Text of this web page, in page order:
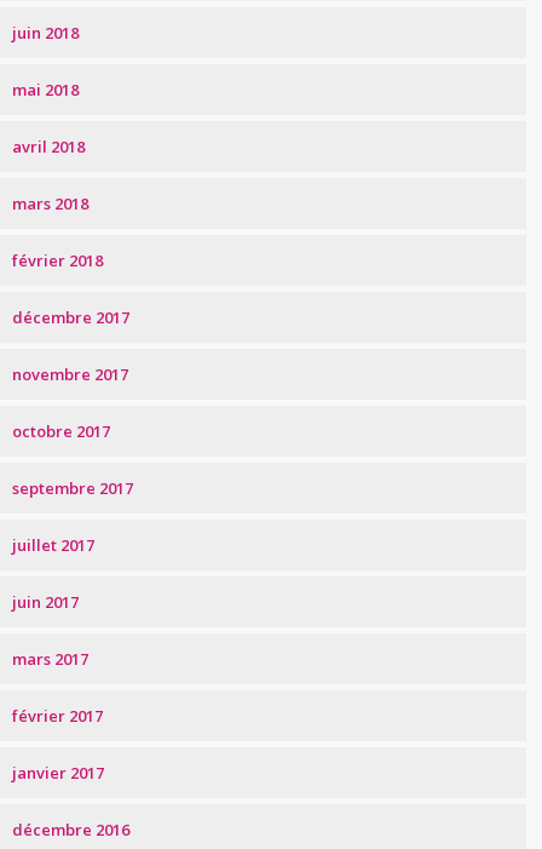
juin 2018
mai 2018
avril 2018
mars 2018
février 2018
décembre 2017
novembre 2017
octobre 2017
septembre 2017
juillet 2017
juin 2017
mars 2017
février 2017
janvier 2017
décembre 2016